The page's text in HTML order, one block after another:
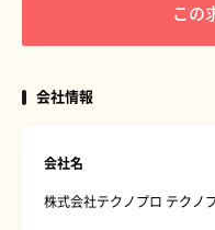
この
会社情報
会社名
株式会社テクノプロ テクノ